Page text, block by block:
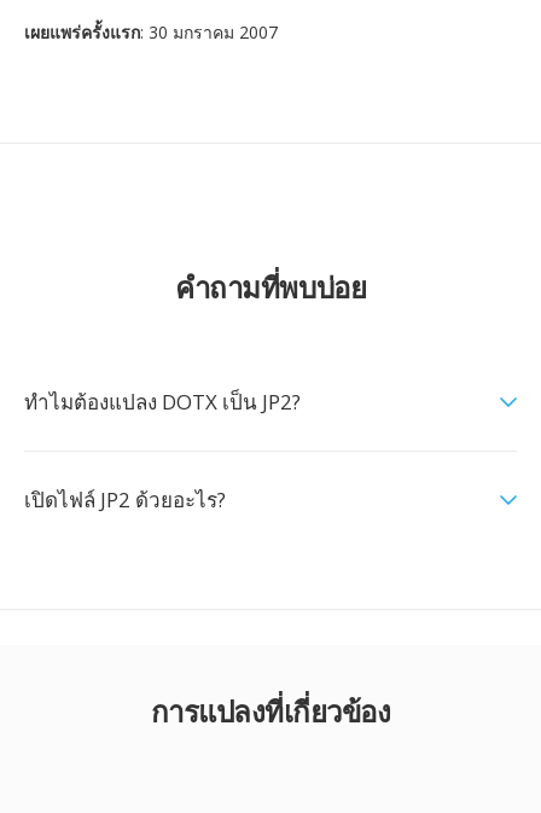
เผยแพร่ครั้งแรก: 30 มกราคม 2007
คำถามที่พบบ่อย
ทำไมต้องแปลง DOTX เป็น JP2?
เปิดไฟล์ JP2 ด้วยอะไร?
การแปลงที่เกี่ยวข้อง